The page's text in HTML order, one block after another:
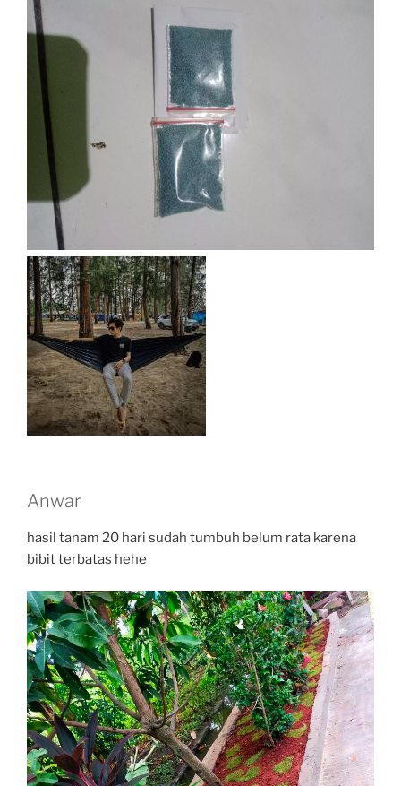
Anwar
hasil tanam 20 hari sudah tumbuh belum rata karena
bibit terbatas hehe